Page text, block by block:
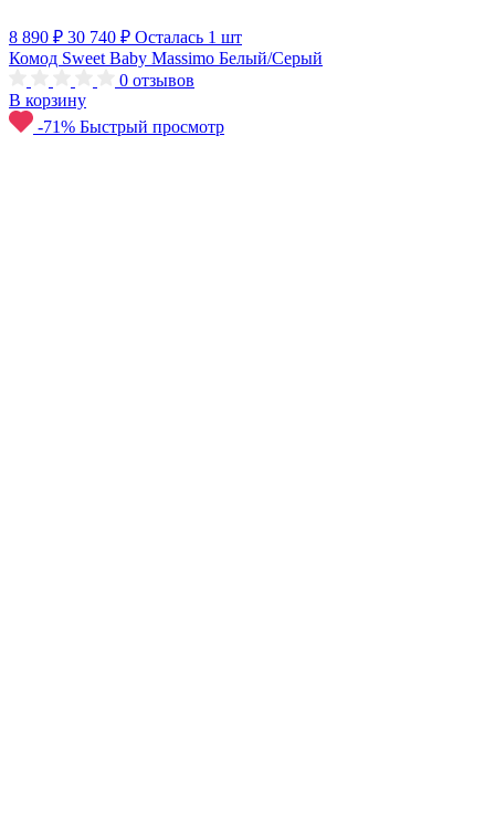
8 890 ₽ 30 740 ₽ Осталась 1 шт
Комод Sweet Baby Massimo Белый/Серый
0 отзывов
В корзину
-71% Быстрый просмотр